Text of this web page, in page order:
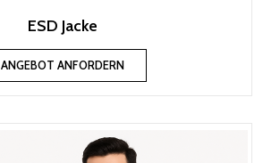
ESD Jacke
ANGEBOT ANFORDERN